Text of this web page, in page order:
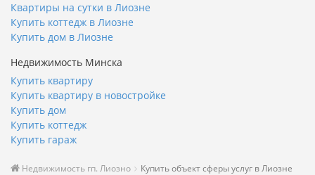
Квартиры на сутки в Лиозне
Купить коттедж в Лиозне
Купить дом в Лиозне
Недвижимость Минска
Купить квартиру
Купить квартиру в новостройке
Купить дом
Купить коттедж
Купить гараж
Недвижимость гп. Лиозно Купить объект сферы услуг в Лиозне